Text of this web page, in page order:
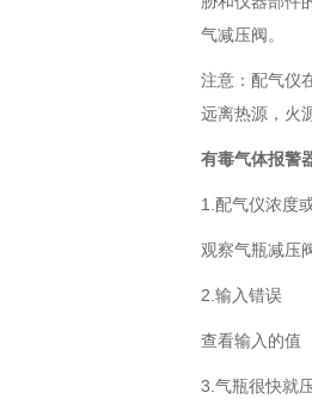
气减压阀。
注意：配气仪
远离热源，火
有毒气体报警
1.配气仪浓度
观察气瓶减压
2.输入错误
查看输入的值
3.气瓶很快就